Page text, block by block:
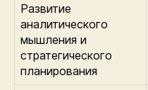
Развитие
аналитического
мышления и
стратегического
планирования